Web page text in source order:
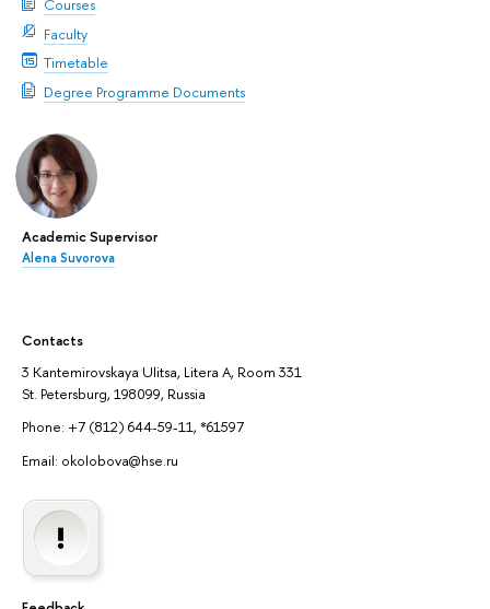
Courses
Faculty
Timetable
Degree Programme Documents
Academic Supervisor
Alena Suvorova
Contacts
3 Kantemirovskaya Ulitsa, Litera A, Room 331
St. Petersburg, 198099, Russia
Phone: +7 (812) 644-59-11, *61597
Email: okolobova@hse.ru